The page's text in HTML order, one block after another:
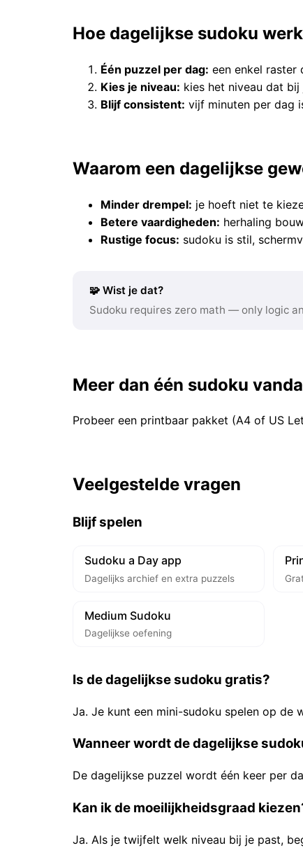
Hoe dagelijkse sudoku
Één puzzel per dag: een enkel raster
Kies je niveau: kies het niveau dat
Blijf consistent: vijf minuten per dag
Waarom een dagelijkse
Minder drempel: je hoeft niet te
Betere vaardigheden: herhaling
Rustige focus: sudoku is stil,
🧩 Wist je dat?
Sudoku requires zero math — only logic
Meer dan één sudoku
Probeer een printbaar pakket (A4 of US
Veelgestelde vragen
Blijf spelen
Sudoku a Day app
Dagelijks archief en extra puzzels
Medium Sudoku
Dagelijkse oefening
Is de dagelijkse sudoku gratis?
Ja. Je kunt een mini-sudoku spelen op de
Wanneer wordt de dagelijkse
De dagelijkse puzzel wordt één keer per
Kan ik de moeilijkheidsgraad
Ja. Als je twijfelt welk niveau bij je past,